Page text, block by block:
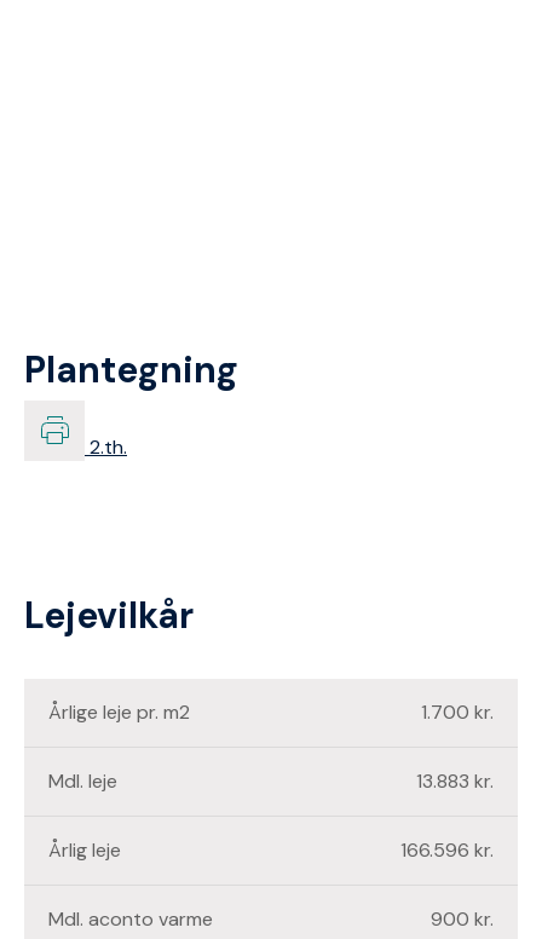
Plantegning
Lejevilkår
Årlige leje pr. m2 1.700 kr.
Mdl. leje 13.883 kr.
Årlig leje 166.596 kr.
Mdl. aconto varme 900 kr.